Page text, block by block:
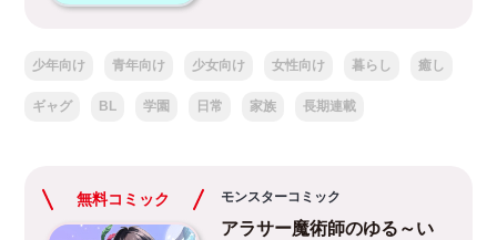
少年向け 青年向け 少女向け 女性向け 暮らし 癒し
ギャグ BL 学園 日常 家族 長期連載
無料コミック モンスターコミック
アラサー魔術師のゆる～い